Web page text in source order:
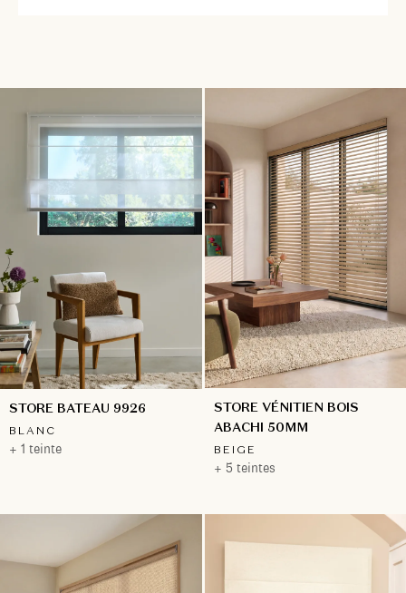
STORE BATEAU 9926
BLANC
+ 1 teinte
STORE VÉNITIEN BOIS
ABACHI 50MM
BEIGE
+ 5 teintes